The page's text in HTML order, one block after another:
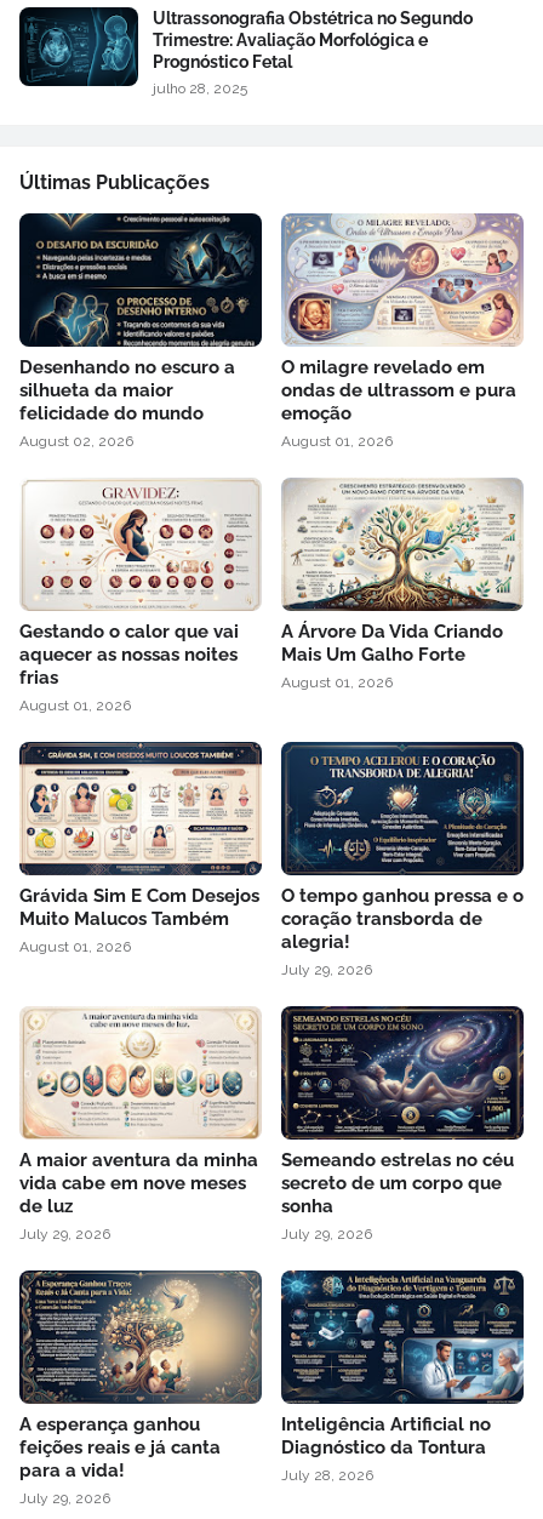
Ultrassonografia Obstétrica no Segundo
Trimestre: Avaliação Morfológica e
Prognóstico Fetal
julho 28, 2025
Últimas Publicações
Desenhando no escuro a
silhueta da maior
felicidade do mundo
August 02, 2026
O milagre revelado em
ondas de ultrassom e pura
emoção
August 01, 2026
Gestando o calor que vai
aquecer as nossas noites
frias
August 01, 2026
A Árvore Da Vida Criando
Mais Um Galho Forte
August 01, 2026
Grávida Sim E Com Desejos
Muito Malucos Também
August 01, 2026
O tempo ganhou pressa e o
coração transborda de
alegria!
July 29, 2026
A maior aventura da minha
vida cabe em nove meses
de luz
July 29, 2026
Semeando estrelas no céu
secreto de um corpo que
sonha
July 29, 2026
A esperança ganhou
feições reais e já canta
para a vida!
July 29, 2026
Inteligência Artificial no
Diagnóstico da Tontura
July 28, 2026